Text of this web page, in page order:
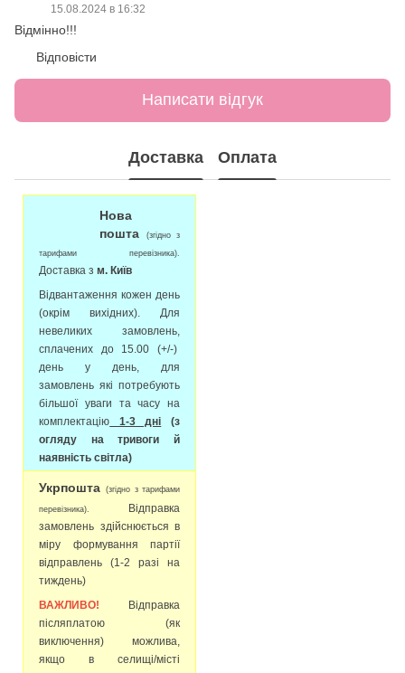
15.08.2024 в 16:32
Відмінно!!!
Відповісти
Написати відгук
Доставка Оплата
Нова
пошта
(згідно з
тарифами перевізника).
Доставка зм. Київ
Відвантаження кожен день
(окрім вихідних). Для
невеликих замовлень,
сплачених до 15.00 (+/-)
день у день, для
замовлень які потребують
більшої уваги та часу на
комплектацію 1-3 дні (з
огляду на тривоги й
наявність світла)
Укрпошта (згідно з тарифами
перевізника).
Відправка
замовлень здійснюється в
міру формування партії
відправлень (1-2 разі на
тиждень)
ВАЖЛИВО! Відправка
післяплатою (як
виключення) можлива,
якщо в селищі/місті